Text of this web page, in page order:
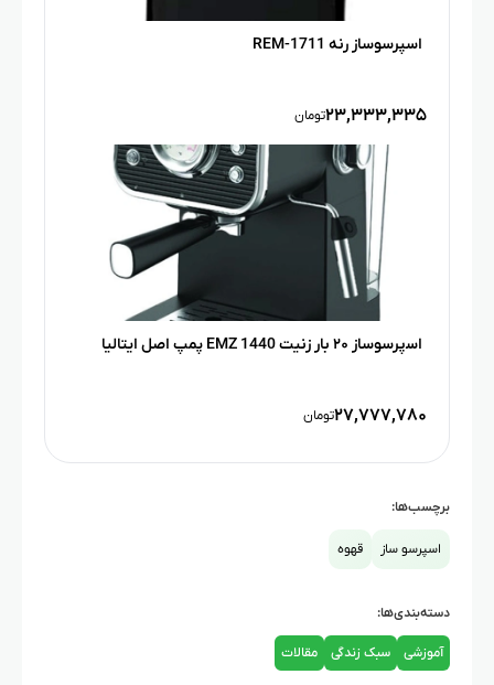
اسپرسوساز رنه REM-1711
۲۳,۳۳۳,۳۳۵تومان
اﺳپرﺳﻮﺳﺎز ۲۰ ﺑﺎر زنیت EMZ 1440 پمپ اﺻﻞ اﯾﺘﺎﻟﯿﺎ
۲۷,۷۷۷,۷۸۰تومان
برچسب‌ها:
اسپرسو ساز قهوه
دسته‌بندی‌ها:
آموزشی سبک زندگی مقالات